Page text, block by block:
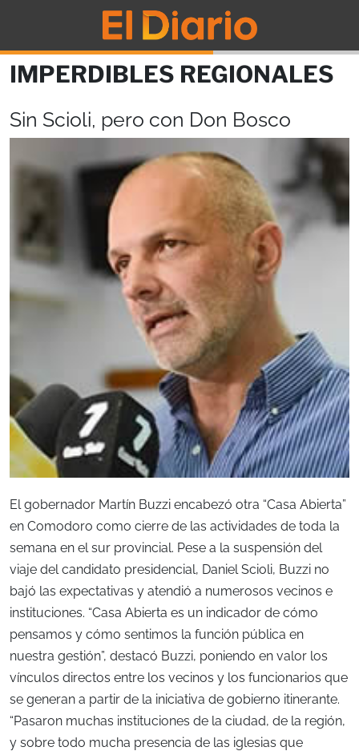
IMPERDIBLES REGIONALES
Sin Scioli, pero con Don Bosco
El gobernador Martín Buzzi encabezó otra “Casa Abierta”
en Comodoro como cierre de las actividades de toda la
semana en el sur provincial. Pese a la suspensión del
viaje del candidato presidencial, Daniel Scioli, Buzzi no
bajó las expectativas y atendió a numerosos vecinos e
instituciones. “Casa Abierta es un indicador de cómo
pensamos y cómo sentimos la función pública en
nuestra gestión”, destacó Buzzi, poniendo en valor los
vínculos directos entre los vecinos y los funcionarios que
se generan a partir de la iniciativa de gobierno itinerante.
“Pasaron muchas instituciones de la ciudad, de la región,
y sobre todo mucha presencia de las iglesias que